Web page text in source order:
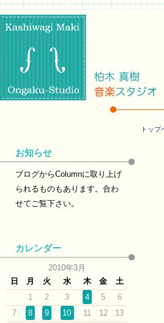
トップ
お知らせ
ブログからColumnに取り上げ
られるものもあります。合わ
せてご覧下さい。
カレンダー
2010年3月
日
月 火 水 木 金
土
1
2 3 4 5
6
7
8 9 10 11 12
13